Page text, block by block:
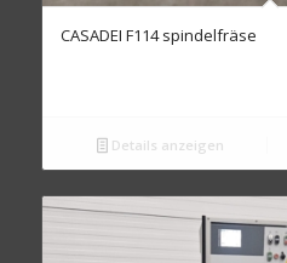
CASADEI F114 spindelfräse
Details anzeigen